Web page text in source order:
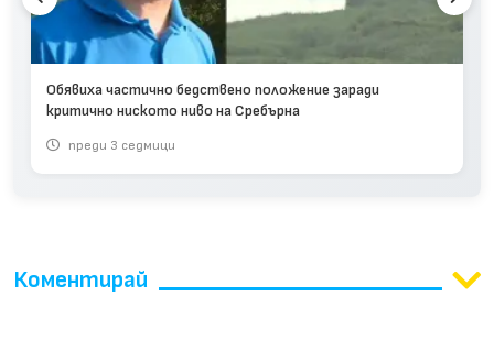
Обявиха частично бедствено положение заради
критично ниското ниво на Сребърна
преди 3 седмици
Коментирай